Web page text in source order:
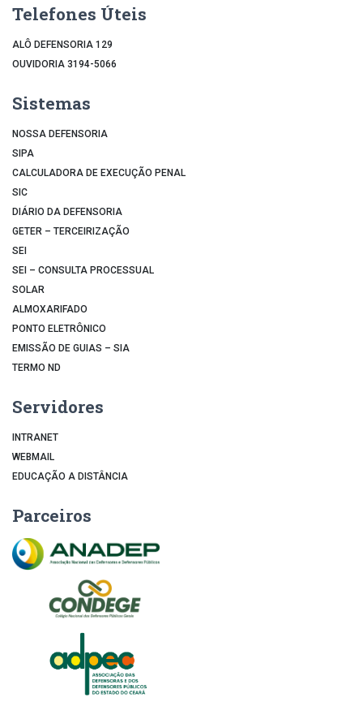
Telefones Úteis
ALÔ DEFENSORIA 129
OUVIDORIA 3194-5066
Sistemas
NOSSA DEFENSORIA
SIPA
CALCULADORA DE EXECUÇÃO PENAL
SIC
DIÁRIO DA DEFENSORIA
GETER – TERCEIRIZAÇÃO
SEI
SEI – CONSULTA PROCESSUAL
SOLAR
ALMOXARIFADO
PONTO ELETRÔNICO
EMISSÃO DE GUIAS – SIA
TERMO ND
Servidores
INTRANET
WEBMAIL
EDUCAÇÃO A DISTÂNCIA
Parceiros